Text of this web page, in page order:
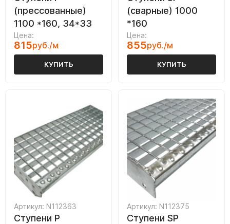
(прессованные)
1100 *160, 34*33
Цена:
815руб./м
КУПИТЬ
(сварные) 1000
*160
Цена:
855руб./м
КУПИТЬ
Артикул: N112363
Ступени P
Артикул: N112375
Ступени SP